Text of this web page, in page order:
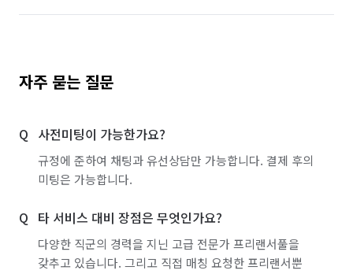
자주 묻는 질문
사전미팅이 가능한가요?
규정에 준하여 채팅과 유선상담만 가능합니다. 결제 후의
미팅은 가능합니다.
타 서비스 대비 장점은 무엇인가요?
다양한 직군의 경력을 지닌 고급 전문가 프리랜서풀을
갖추고 있습니다. 그리고 직접 매칭 요청한 프리랜서뿐